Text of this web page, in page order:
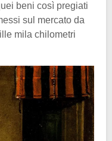
beni così pregiati
sul mercato da
mila chilometri